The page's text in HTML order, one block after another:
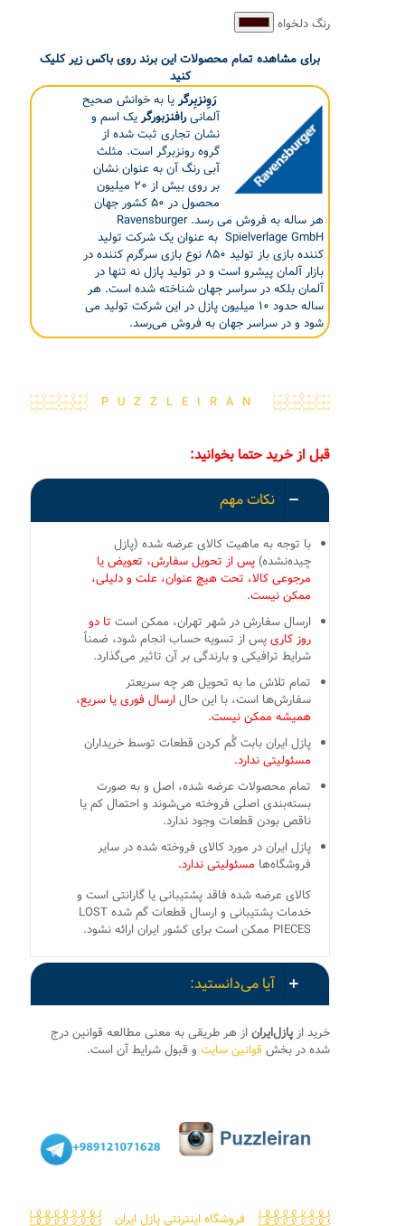
رنگ دلخواه
برای مشاهده تمام محصولات این برند روی باکس زیر کلیک
کنید
رَوِنزبِرگریا به خوانش صحیح
آلمانیرافنزبورگریک اسم و
نشان تجاری ثبت شده از
گروه رونزبرگر است. مثلث
آبی رنگ آن به عنوان نشان
بر روی بیش از ۲۰ میلیون
محصول در ۵۰ کشور جهان
هر ساله به فروش می رسد. Ravensburger
Spielverlage GmbH به عنوان یک شرکت تولید
کننده بازی باز تولید ۸۵۰ نوع بازی سرگرم کننده در
بازار آلمان پیشرو است و در تولید پازل نه تنها در
آلمان بلکه در سراسر جهان شناخته شده است. هر
ساله حدود ۱۰ میلیون پازل در این شرکت تولید می
شود و در سراسر جهان به فروش می‌رسد.
PUZZLEIRAN
قبل از خرید حتما بخوانید:
نکات مهم
با توجه به ماهیت کالای عرضه شده (پازل
چیده‌نشده) پس از تحویل سفارش، تعویض یا
مرجوعی کالا، تحت هیچ عنوان، علت و دلیلی،
ممکن نیست.
ارسال سفارش در شهر تهران، ممکن است تا دو
روز کاریپس از تسویه حساب انجام شود، ضمناً
شرایط ترافیکی و بارندگی بر آن تاثیر می‌گذارد.
تمام تلاش ما به تحویل هر چه سریعتر
سفارش‌ها است، با این حالارسال فوری یا سریع،
همیشه ممکن نیست.
پازل ایران بابت گُم کردن قطعات توسط خریداران
مسئولیتی ندارد.
تمام محصولات عرضه شده، اصل و به صورت
بسته‌بندی اصلی فروخته می‌شوند و احتمال کم یا
ناقص بودن قطعات وجود ندارد.
پازل ایران در مورد کالای فروخته شده در سایر
فروشگاه‌ها مسئولیتی ندارد.
کالای عرضه شده فاقد پشتیبانی یا گارانتی است و
خدمات پشتیبانی و ارسال قطعات گم شده LOST
PIECES ممکن است برای کشور ایران ارائه نشود.
آیا می‌دانستید:
خرید ازپازل‌ایران از هر طریقی به معنی مطالعه قوانین درج
شده در بخش قوانین سایت و قبول شرایط آن است.
فروشگاه اینترنتی پازل ایران